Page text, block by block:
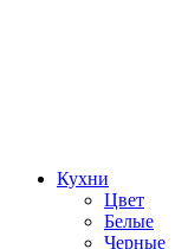
Кухни
Цвет
Белые
Черные